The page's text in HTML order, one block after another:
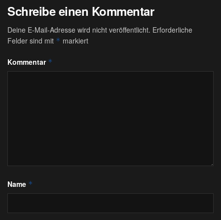
Schreibe einen Kommentar
Deine E-Mail-Adresse wird nicht veröffentlicht. Erforderliche
Felder sind mit * markiert
Kommentar *
Name *